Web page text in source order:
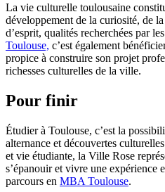
La vie culturelle toulousaine
développement de la curiosité, de
d’esprit, qualités recherchées par
Toulouse, c’est également
propice à construire son projet
richesses culturelles de la ville.
Pour finir
Étudier à Toulouse, c’est la
alternance et découvertes
et vie étudiante, la Ville Rose
s’épanouir et vivre une expérience
parcours en MBA Toulouse.